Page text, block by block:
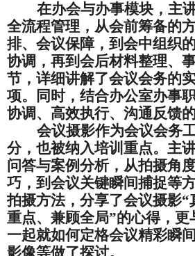
在办会与办事模块， 主
全流程管理，从会前筹备的
排、 会议保障，到会中组织
协调，再到会后材料整理、
节，详细讲解了会议会务的
项。同时，结合办公室办事
协调、高效执行、沟通反馈的
会议摄影作为会议会务
分，也被纳入培训重点。 主
问答与案例分析，从拍摄角
巧，到会议关键瞬间捕捉等
拍摄方法， 分享了会议摄影“
重点、兼顾全局”的心得， 更
一起就如何定格会议精彩瞬间
影像等做了探讨。